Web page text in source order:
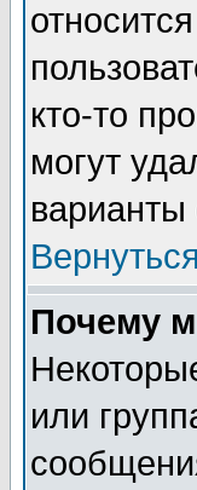
кто-то
могут
варианты
Почему
или